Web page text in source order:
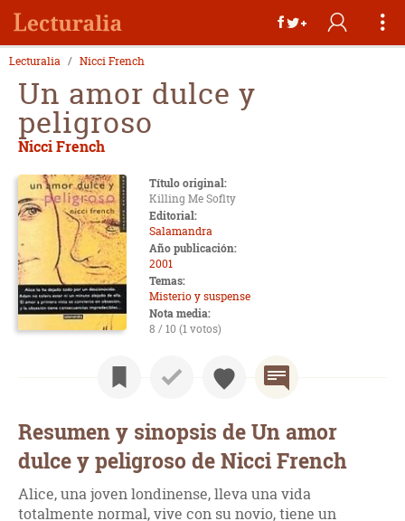
Lecturalia Nicci French
Un amor dulce y
peligroso
Nicci French
Título original:
Killing Me Soflty
Editorial:
Salamandra
Año publicación:
2001
Temas:
Misterio y suspense
Nota media:
8 / 10 (1 votos)
Resumen y sinopsis de Un amor
dulce y peligroso de Nicci French
Alice, una joven londinense, lleva una vida
totalmente normal, vive con su novio, tiene un